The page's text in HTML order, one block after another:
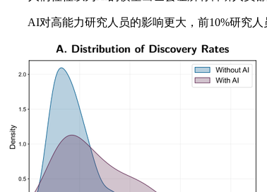
AI对高能力研究人员的影响更大，前10%研究人